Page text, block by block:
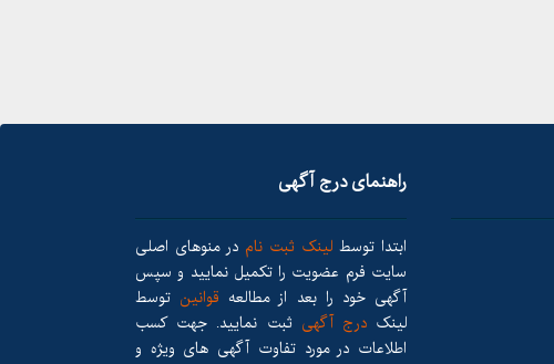
راهنمای درج آگهی
ابتدا توسط لینک ثبت نام در منوهای اصلی
سایت فرم عضویت را تکمیل نمایید و سپس
آگهی خود را بعد از مطالعه قوانین توسط
لینکدرج آگهی ثبت نمایید. جهت کسب
اطلاعات در مورد تفاوت آگهی های ویژه و